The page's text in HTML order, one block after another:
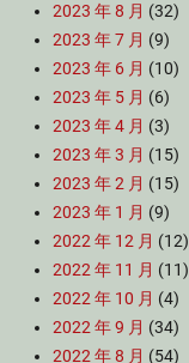
2023 年 8 月 (32)
2023 年 7 月 (9)
2023 年 6 月 (10)
2023 年 5 月 (6)
2023 年 4 月 (3)
2023 年 3 月 (15)
2023 年 2 月 (15)
2023 年 1 月 (9)
2022 年 12 月 (12)
2022 年 11 月 (11)
2022 年 10 月 (4)
2022 年 9 月 (34)
2022 年 8 月 (54)